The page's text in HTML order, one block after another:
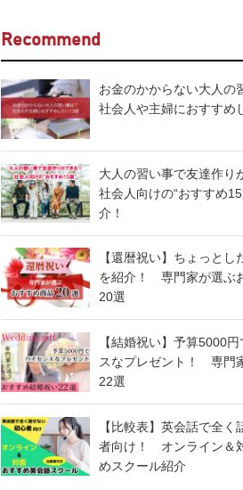
Recommend
お金のかからない大人
社会人や主婦におすすめ
大人の習い事で友達作
社会人向けの“おすすめ
介！
【還暦祝い】ちょっとし
を紹介！ 専門家が選ぶ
20選
【結婚祝い】予算5000
スなプレゼント！ 専門
22選
【比較表】英会話で全く
者向け！ オンライン＆
めスクール紹介